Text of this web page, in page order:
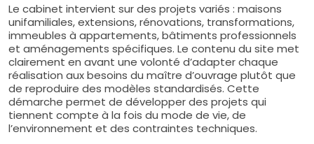
Le cabinet intervient sur des projets variés : maisons
unifamiliales, extensions, rénovations, transformations,
immeubles à appartements, bâtiments professionnels
et aménagements spécifiques. Le contenu du site met
clairement en avant une volonté d’adapter chaque
réalisation aux besoins du maître d’ouvrage plutôt que
de reproduire des modèles standardisés. Cette
démarche permet de développer des projets qui
tiennent compte à la fois du mode de vie, de
l’environnement et des contraintes techniques.